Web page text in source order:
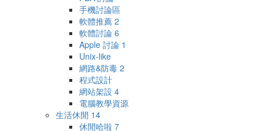
手機討論區
軟體推薦 2
軟體討論 6
Apple 討論 1
Unix-like
網路&防毒 2
程式設計
網站架設 4
電腦教學資源
生活休閒 14
休閒哈啦 7